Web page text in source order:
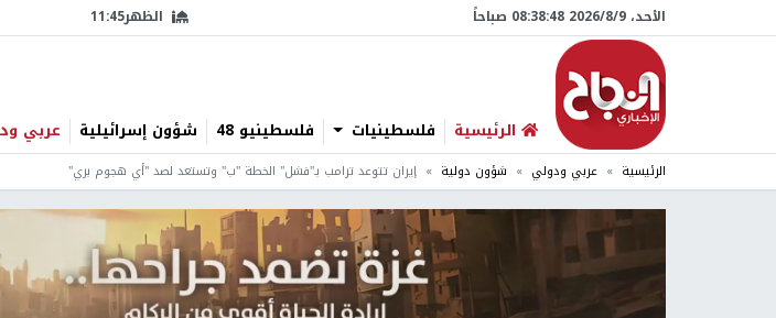
الأحد، 9/‏8/‏2026 08:38:49 صباحاً الظهر11:45
الرئيسية فلسطينيات فلسطينيو 48 شؤون إسرائيلية عربي
الرئيسية عربي ودولي شؤون دولية إيران تتوعد ترامب بـ"فشل" الخطة "ب" وتستعد لصد "أي هجوم بري"